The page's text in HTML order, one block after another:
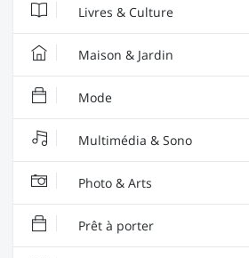
Livres & Culture
Maison & Jardin
Mode
Multimédia & Sono
Photo & Arts
Prêt à porter